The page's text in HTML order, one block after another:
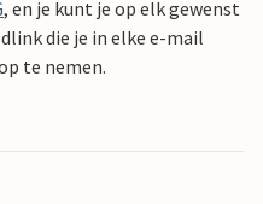
, en je kunt je op elk gewenst
die je in elke e-mail
te nemen.